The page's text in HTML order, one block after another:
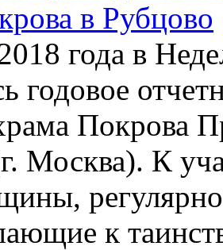
в Рубцово
года в
годовое
Покрова
Москва). К
к